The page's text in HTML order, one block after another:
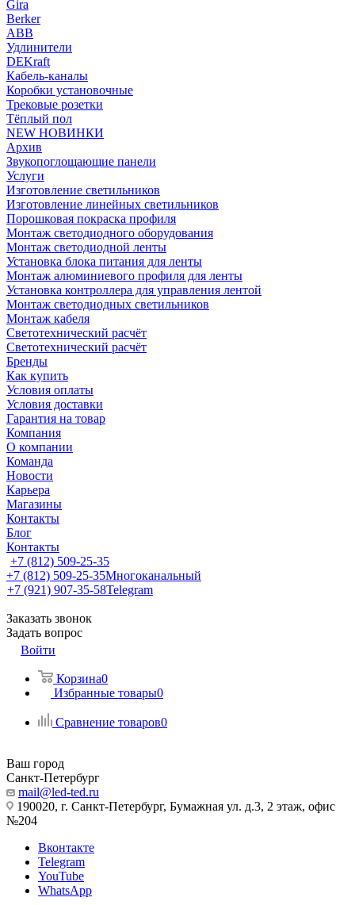
Gira
Berker
ABB
Удлинители
DEKraft
Кабель-каналы
Коробки установочные
Трековые розетки
Тёплый пол
NEW НОВИНКИ
Архив
Звукопоглощающие панели
Услуги
Изготовление светильников
Изготовление линейных светильников
Порошковая покраска профиля
Монтаж светодиодного оборудования
Монтаж светодиодной ленты
Установка блока питания для ленты
Монтаж алюминиевого профиля для ленты
Установка контроллера для управления лентой
Монтаж светодиодных светильников
Монтаж кабеля
Светотехнический расчёт
Светотехнический расчёт
Бренды
Как купить
Условия оплаты
Условия доставки
Гарантия на товар
Компания
О компании
Команда
Новости
Карьера
Магазины
Контакты
Блог
Контакты
+7 (812) 509-25-35
+7 (812) 509-25-35Многоканальный
+7 (921) 907-35-58Telegram
Заказать звонок
Задать вопрос
Войти
Корзина0
Избранные товары0
Сравнение товаров0
Ваш город
Санкт-Петербург
mail@led-ted.ru
190020, г. Санкт-Петербург, Бумажная ул. д.3, 2 этаж, офис
№204
Вконтакте
Telegram
YouTube
WhatsApp